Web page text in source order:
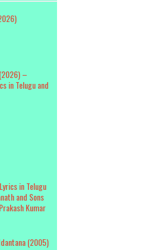
–
in Telugu and
in Telugu
and Sons
Kumar
(2005)